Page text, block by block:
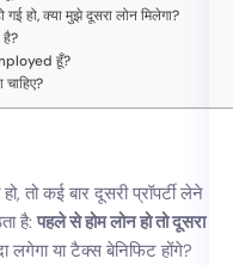
हो, क्या मुझे दूसरा लोन मिलेगा?
है?
हूँ?
चाहिए?
कई बार दूसरी प्रॉपर्टी लेने
है: पहले से होम लोन हो तो दूसरा
लगेगा या टैक्स बेनिफिट होंगे?